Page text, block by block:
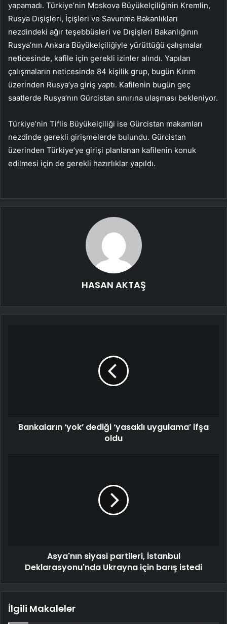
yapamadı. Türkiye’nin Moskova Büyükelçiliğinin Kremlin,
Rusya Dışişleri, İçişleri ve Savunma Bakanlıkları
nezdindeki ağır teşebbüsleri ve Dışişleri Bakanlığının
Rusya’nın Ankara Büyükelçiliğiyle yürüttüğü çalışmalar
neticesinde, kafile için gerekli izinler alındı. Yapılan
çalışmaların neticesinde 84 kişilik grup, bugün Kırım
üzerinden Rusya’ya giriş yaptı. Kafilenin bugün geç
saatlerde Rusya’nın Gürcistan sınırına ulaşması bekleniyor.
Türkiye’nin Tiflis Büyükelçiliği ise Gürcistan makamları
nezdinde gerekli girişmelerde bulundu. Gürcistan
üzerinden Türkiye’ye girişi planlanan kafilenin konuk
edilmesi için de gerekli hazırlıklar yapıldı.
HASAN AKTAŞ
Bankaların ‘yok’ dediği ‘yasaklı uygulama’ ifşa
oldu
Asya'nın siyasi partileri, İstanbul
Deklarasyonu'nda Ukrayna için barış istedi
İlgili Makaleler